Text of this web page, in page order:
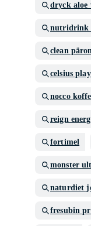
dryck aloe
nutridrink
clean
celsius
nocco
reign
fortimel
monster
naturdiet
fresubin